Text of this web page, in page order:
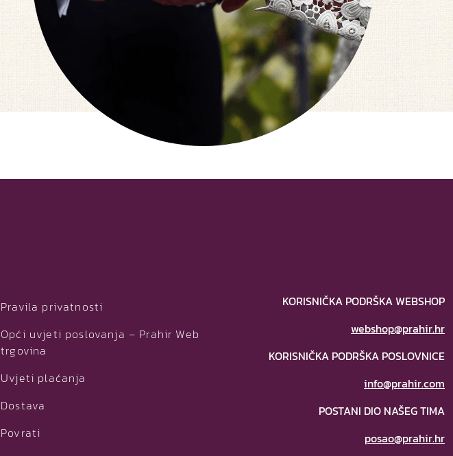
Pravila privatnosti
Opći uvjeti poslovanja – Prahir Web
trgovina
Uvjeti plaćanja
Dostava
Povrati
KORISNIČKA PODRŠKA WEBSHOP
webshop@prahir.hr
KORISNIČKA PODRŠKA POSLOVNICE
info@prahir.com
POSTANI DIO NAŠEG TIMA
posao@prahir.hr